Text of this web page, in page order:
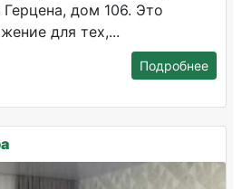
дом 106. Это
для тех,...
Подробнее